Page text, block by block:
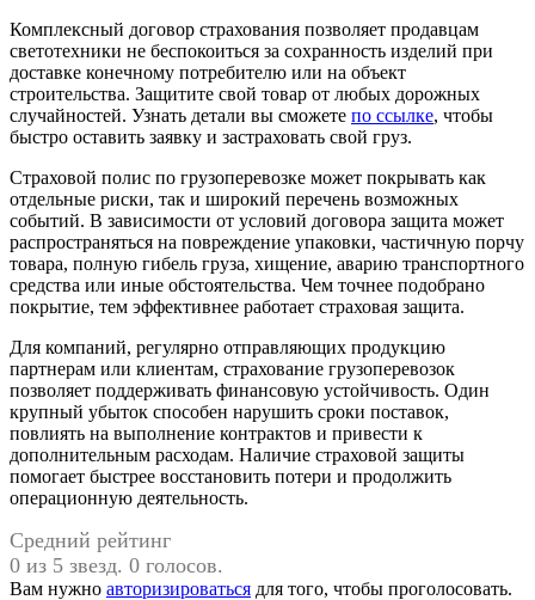
Комплексный договор страхования позволяет продавцам
светотехники не беспокоиться за сохранность изделий при
доставке конечному потребителю или на объект
строительства. Защитите свой товар от любых дорожных
случайностей. Узнать детали вы сможете по ссылке, чтобы
быстро оставить заявку и застраховать свой груз.
Страховой полис по грузоперевозке может покрывать как
отдельные риски, так и широкий перечень возможных
событий. В зависимости от условий договора защита может
распространяться на повреждение упаковки, частичную порчу
товара, полную гибель груза, хищение, аварию транспортного
средства или иные обстоятельства. Чем точнее подобрано
покрытие, тем эффективнее работает страховая защита.
Для компаний, регулярно отправляющих продукцию
партнерам или клиентам, страхование грузоперевозок
позволяет поддерживать финансовую устойчивость. Один
крупный убыток способен нарушить сроки поставок,
повлиять на выполнение контрактов и привести к
дополнительным расходам. Наличие страховой защиты
помогает быстрее восстановить потери и продолжить
операционную деятельность.
Средний рейтинг
0 из 5 звезд. 0 голосов.
Вам нужно авторизироваться для того, чтобы проголосовать.